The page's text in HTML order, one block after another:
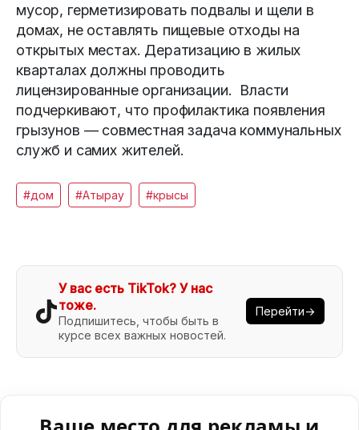
мусор, герметизировать подвалы и щели в
домах, не оставлять пищевые отходы на
открытых местах. Дератизацию в жилых
кварталах должны проводить
лицензированные организации. Власти
подчеркивают, что профилактика появления
грызунов — совместная задача коммунальных
служб и самих жителей.
#дом #Атырау #крысы
У вас есть TikTok? У нас
тоже.
Подпишитесь, чтобы быть в
курсе всех важных новостей.
Перейти→